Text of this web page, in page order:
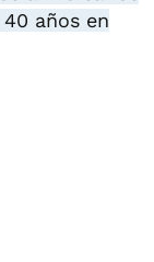
años en